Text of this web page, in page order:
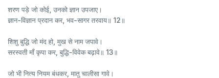
शरण पड़े जो कोई, उनको ज्ञान उपजाए।
ज्ञान-विज्ञान प्रदान कर, भव-सागर तरवाय॥ 12॥
शिशु बुद्धि जो मंद हो, मुख से नाम जपावे।
सरस्वती माँ कृपा कर, बुद्धि-विवेक बढ़ावे॥ 13॥
जो भी नित्य नियम बंधकर, मातु चालीसा गावे।